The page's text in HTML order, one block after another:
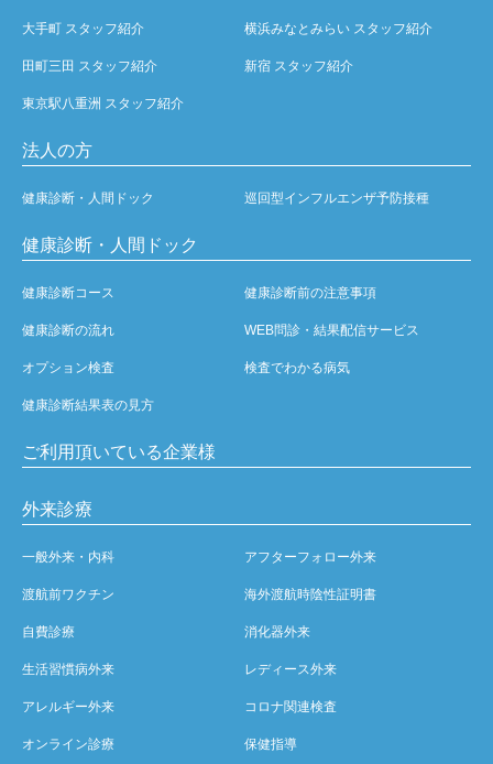
大手町 スタッフ紹介 横浜みなとみらい スタッフ紹介
田町三田 スタッフ紹介 新宿 スタッフ紹介
東京駅八重洲 スタッフ紹介
法人の方
健康診断・人間ドック 巡回型インフルエンザ予防接種
健康診断・人間ドック
健康診断コース 健康診断前の注意事項
健康診断の流れ WEB問診・結果配信サービス
オプション検査 検査でわかる病気
健康診断結果表の見方
ご利用頂いている企業様
外来診療
一般外来・内科 アフターフォロー外来
渡航前ワクチン 海外渡航時陰性証明書
自費診療 消化器外来
生活習慣病外来 レディース外来
アレルギー外来 コロナ関連検査
オンライン診療 保健指導